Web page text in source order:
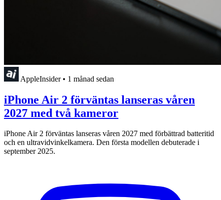
AppleInsider • 1 månad sedan
iPhone Air 2 förväntas lanseras våren
2027 med två kameror
iPhone Air 2 förväntas lanseras våren 2027 med förbättrad batteritid
och en ultravidvinkelkamera. Den första modellen debuterade i
september 2025.